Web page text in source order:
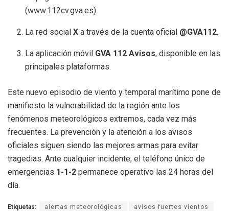
(www.112cv.gva.es).
La red socialX a través de la cuenta oficial @GVA112.
La aplicación móvil GVA 112 Avisos, disponible en las
principales plataformas.
Este nuevo episodio de viento y temporal marítimo pone de
manifiesto la vulnerabilidad de la región ante los
fenómenos meteorológicos extremos, cada vez más
frecuentes. La prevención y la atención a los avisos
oficiales siguen siendo las mejores armas para evitar
tragedias. Ante cualquier incidente, el teléfono único de
emergencias 1-1-2 permanece operativo las 24 horas del
día.
Etiquetas: alertas meteorológicas avisos fuertes vientos